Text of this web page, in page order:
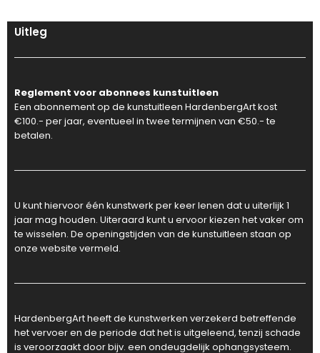
Uitleg
Reglement voor abonnees kunstuitleen
Een abonnement op de kunstuitleen HardenbergArt kost
€100.- per jaar, eventueel in twee termijnen van €50.- te
betalen.
U kunt hiervoor één kunstwerk per keer lenen dat u uiterlijk 1
jaar mag houden. Uiteraard kunt u ervoor kiezen het vaker om
te wisselen. De openingstijden van de kunstuitleen staan op
onze website vermeld.
HardenbergArt heeft de kunstwerken verzekerd betreffende
het vervoer en de periode dat het is uitgeleend, tenzij schade
is veroorzaakt door bijv. een ondeugdelijk ophangsysteem.